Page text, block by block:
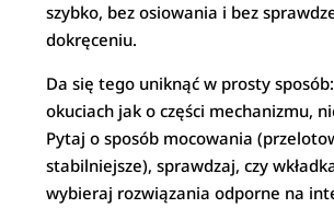
szybko, bez osiowania i bez
dokręceniu.
Da się tego uniknąć w prosty
okuciach jak o części mechanizmu,
Pytaj o sposób mocowania
stabilniejsze), sprawdzaj, czy
wybieraj rozwiązania odporne na